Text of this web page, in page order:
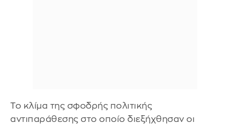
Το κλίμα της σφοδρής πολιτικής
αντιπαράθεσης στο οποίο διεξήχθησαν οι